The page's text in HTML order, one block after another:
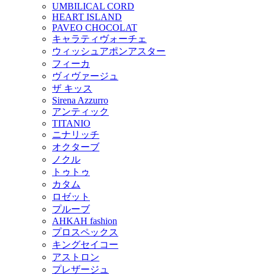
UMBILICAL CORD
HEART ISLAND
PAVEO CHOCOLAT
キャラティヴォーチェ
ウィッシュアポンアスター
フィーカ
ヴィヴァージュ
ザ キッス
Sirena Azzurro
アンティック
TITANIO
ニナリッチ
オクターブ
ノクル
トゥトゥ
カタム
ロゼット
プルーブ
AHKAH fashion
プロスペックス
キングセイコー
アストロン
プレザージュ